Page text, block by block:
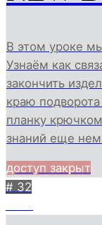
В этом уроке
Узнаём как
закончить
краю
планку
знаний еще
доступ закрыт
# 32